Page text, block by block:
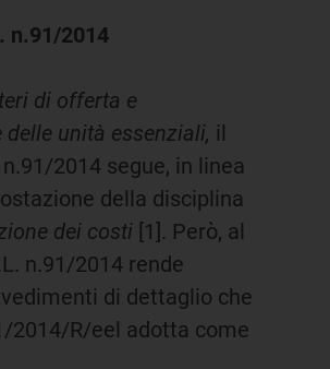
n.91/2014
di offerta e
unità essenziali, il
2014 segue, in linea
della disciplina
dei costi [1]. Però, al
n.91/2014 rende
di dettaglio che
2014/R/eel adotta come